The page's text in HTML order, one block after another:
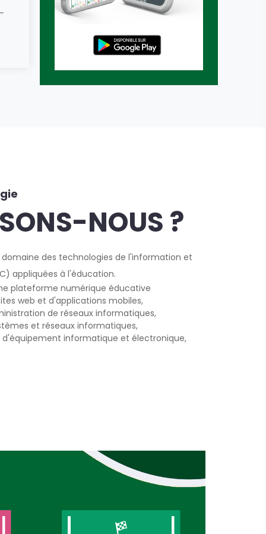
NOUS ?
domaine des technologies de l'information et
appliquées à l'éducation.
plateforme numérique éducative
web et d'applications mobiles,
de réseaux informatiques,
et réseaux informatiques,
informatique et électronique,